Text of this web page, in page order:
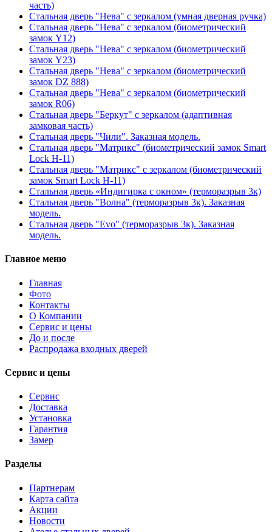
часть)
Стальная дверь "Нева" с зеркалом (умная дверная ручка)
Стальная дверь "Нева" с зеркалом (биометрический
замок Y12)
Стальная дверь "Нева" с зеркалом (биометрический
замок Y23)
Стальная дверь "Нева" с зеркалом (биометрический
замок DZ 888)
Стальная дверь "Нева" с зеркалом (биометрический
замок R06)
Стальная дверь "Беркут" с зеркалом (адаптивная
замковая часть)
Стальная дверь "Чили". Заказная модель.
Стальная дверь "Матрикс" (биометрический замок Smart
Lock H-11)
Стальная дверь "Матрикс" с зеркалом (биометрический
замок Smart Lock H-11)
Стальная дверь «Индигирка с окном» (терморазрыв 3к)
Стальная дверь "Волна" (терморазрыв 3к). Заказная
модель.
Стальная дверь "Evo" (терморазрыв 3к). Заказная
модель.
Главное меню
Главная
Фото
Контакты
О Компании
Сервис и цены
До и после
Распродажа входных дверей
Сервис и цены
Сервис
Доставка
Установка
Гарантия
Замер
Разделы
Партнерам
Карта сайта
Акции
Новости